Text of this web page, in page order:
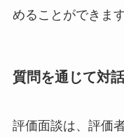
めることができます
質問を通じて対
評価面談は、評価